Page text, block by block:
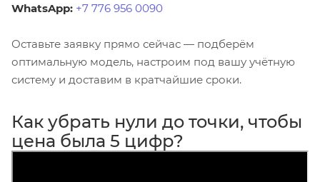
WhatsApp: +7 776 956 0090
Оставьте заявку прямо сейчас — подберём
оптимальную модель, настроим под вашу учётную
систему и доставим в кратчайшие сроки.
Как убрать нули до точки, чтобы
цена была 5 цифр?